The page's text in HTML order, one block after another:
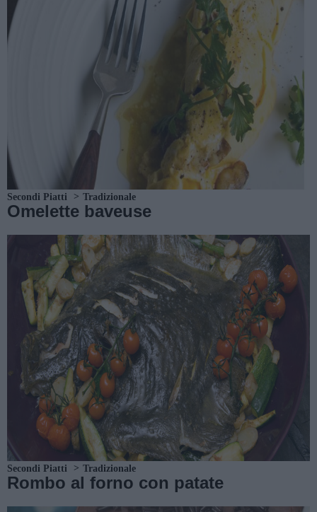
Secondi Piatti Tradizionale
Omelette baveuse
Secondi Piatti Tradizionale
Rombo al forno con patate